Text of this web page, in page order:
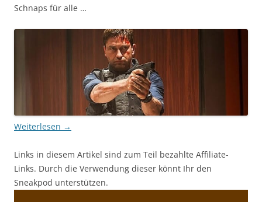
Schnaps für alle …
Weiterlesen →
Links in diesem Artikel sind zum Teil bezahlte Affiliate-
Links. Durch die Verwendung dieser könnt Ihr den
Sneakpod unterstützen.